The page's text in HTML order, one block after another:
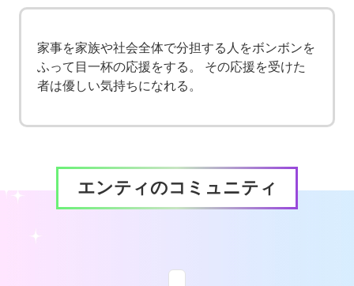
家事を家族や社会全体で分担する人をボンボンを
ふって目一杯の応援をする。 その応援を受けた
者は優しい気持ちになれる。
エンティのコミュニティ